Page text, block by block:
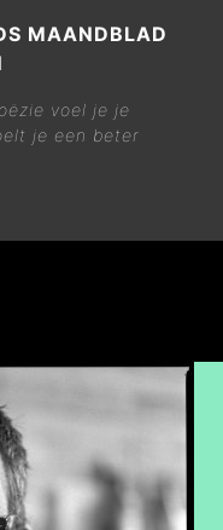
MAANDBLAD
voel je je
je een beter